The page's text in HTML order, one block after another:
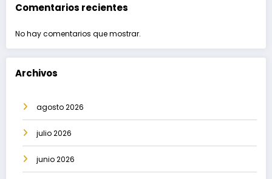
Comentarios recientes
No hay comentarios que mostrar.
Archivos
agosto 2026
julio 2026
junio 2026